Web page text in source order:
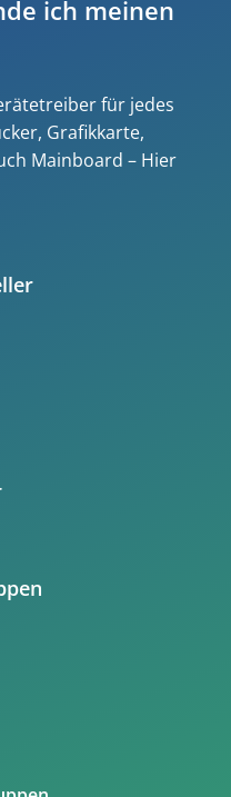
ich meinen
für jedes
Grafikkarte,
Mainboard – Hier